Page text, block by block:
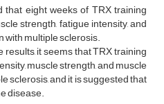
eight weeks of TRX training
strength, fatigue intensity, and
with multiple sclerosis.
results, it seems that TRX training
muscle strength, and muscle
sclerosis, and it is suggested that
disease.